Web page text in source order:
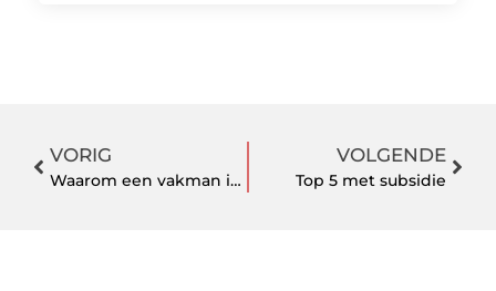
VORIG
Waarom een vakman inhuren om uw riool te ontstoppen?
VOLGENDE
Top 5 met subsidie